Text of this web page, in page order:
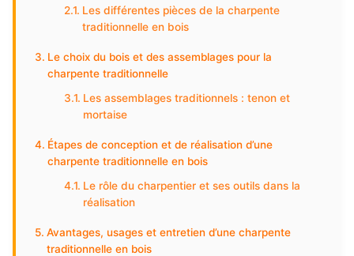
Les différentes pièces de la charpente
traditionnelle en bois
Le choix du bois et des assemblages pour la
charpente traditionnelle
Les assemblages traditionnels : tenon et
mortaise
Étapes de conception et de réalisation d’une
charpente traditionnelle en bois
Le rôle du charpentier et ses outils dans la
réalisation
Avantages, usages et entretien d’une charpente
traditionnelle en bois